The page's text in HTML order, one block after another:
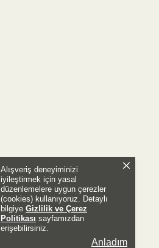
Alışveriş deneyiminizi
iyileştirmek için yasal
düzenlemelere uygun çerezler
(cookies) kullanıyoruz. Detaylı
bilgiye Gizlilik ve Çerez
Politikası sayfamızdan
erişebilirsiniz.
Anladım